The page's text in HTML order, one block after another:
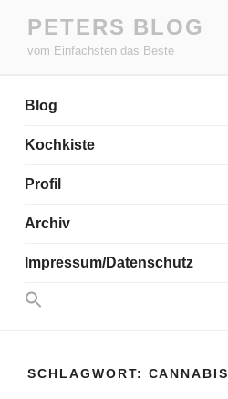
Inhalt
springen
PETERS BLOG
vom Einfachsten das Beste
Blog
Kochkiste
Profil
Archiv
Impressum/Datenschutz
Search
for:
SCHLAGWORT: CANNABIS